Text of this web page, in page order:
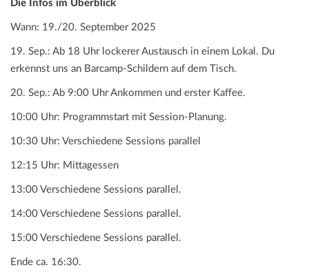
Die Infos im Überblick
Wann: 19./20. September 2025
19. Sep.: Ab 18 Uhr lockerer Austausch in einem Lokal. Du
erkennst uns an Barcamp-Schildern auf dem Tisch.
20. Sep.: Ab 9:00 Uhr Ankommen und erster Kaffee.
10:00 Uhr: Programmstart mit Session-Planung.
10:30 Uhr: Verschiedene Sessions parallel
12:15 Uhr: Mittagessen
13:00 Verschiedene Sessions parallel.
14:00 Verschiedene Sessions parallel.
15:00 Verschiedene Sessions parallel.
Ende ca. 16:30.